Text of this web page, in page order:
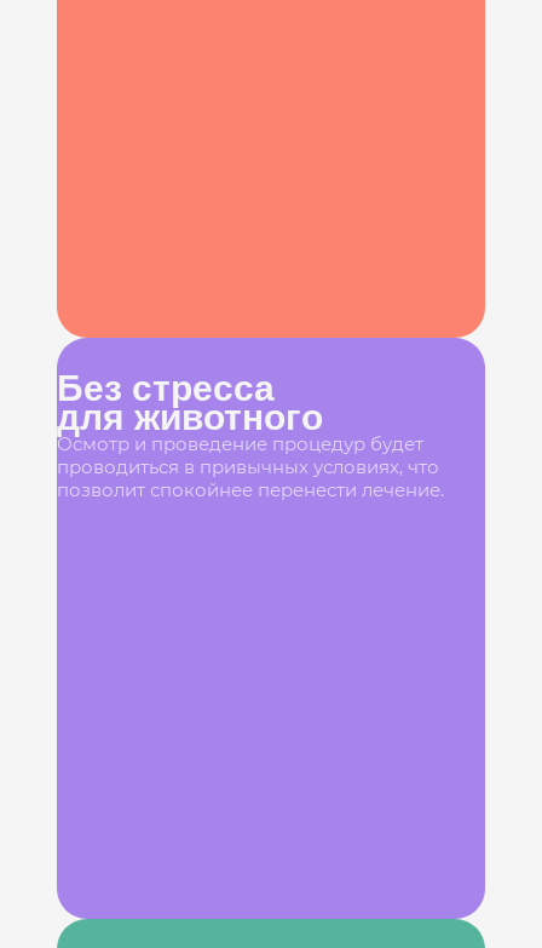
Без стресса
для животного
Осмотр и проведение процедур будет
проводиться в привычных условиях, что
позволит спокойнее перенести лечение.